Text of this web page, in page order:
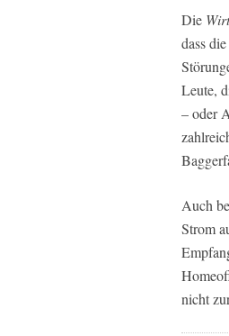
Die
dass
Leute,
– oder
Auch
Strom
nicht